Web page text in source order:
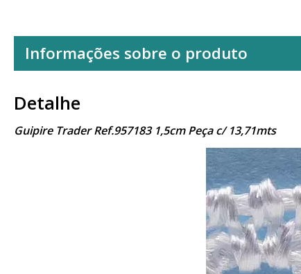
Informações sobre o produto
Detalhe
Guipire Trader Ref.957183 1,5cm Peça c/ 13,71mts